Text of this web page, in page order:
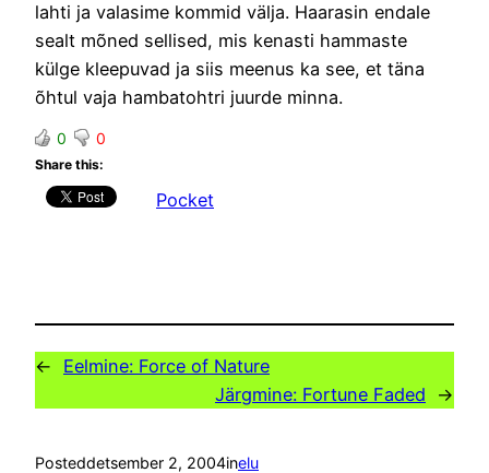
lahti ja valasime kommid välja. Haarasin endale
sealt mõned sellised, mis kenasti hammaste
külge kleepuvad ja siis meenus ka see, et täna
õhtul vaja hambatohtri juurde minna.
0 0
Share this:
Pocket
← Eelmine: Force of Nature
Järgmine: Fortune Faded →
Posteddetsember 2, 2004inelu